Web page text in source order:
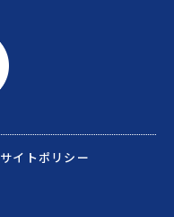
サイトポリシー